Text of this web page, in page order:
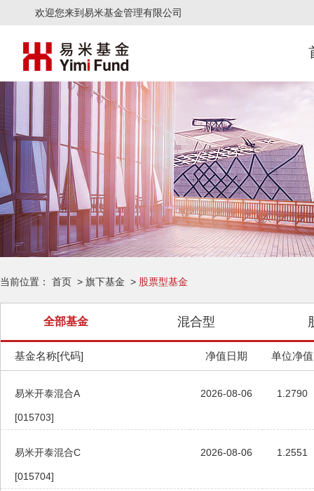
欢迎您来到易米基金管理有限公司
当前位置： 首页 > 旗下基金 > 股票型基金
全部基金 混合型
基金名称[代码] 净值日期 单位净值
易米开泰混合A
[015703]
2026-08-06 1.2790
易米开泰混合C
[015704]
2026-08-06 1.2551